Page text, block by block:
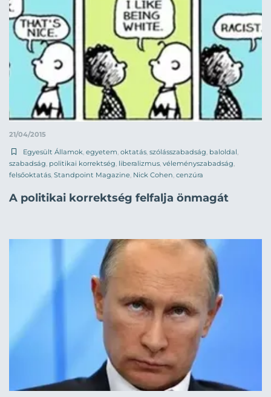
21/04/2015
Egyesült Államok egyetem oktatás szólásszabadság baloldal
szabadság politikai korrektség liberalizmus véleményszabadság
felsőoktatás Standpoint Magazine Nick Cohen cenzúra
A politikai korrektség felfalja önmagát